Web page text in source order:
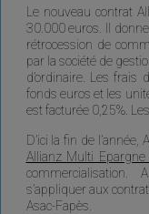
Le nouveau contrat
30.000 euros. Il
rétrocession de
par la société de
d’ordinaire. Les
fonds euros et les
est facturée 0,25%.
D’ici la fin de
Allianz Multi Epargne
s’appliquer aux
Asac-Fapès.